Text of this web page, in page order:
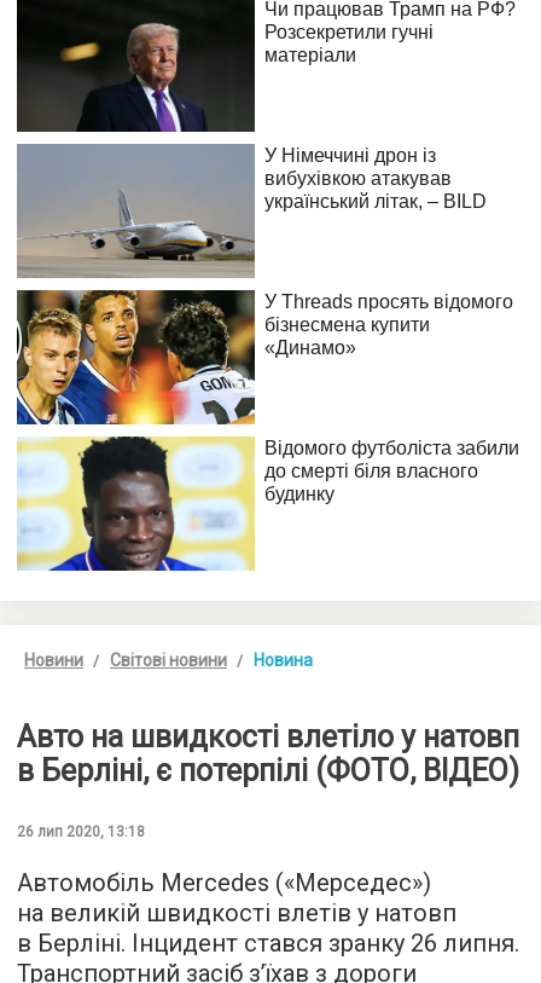
Новини Світові новини Новина
Авто на швидкості влетіло у натовп
в Берліні, є потерпілі (ФОТО, ВІДЕО)
26 лип 2020, 13:18
Автомобіль Mercedes («Мерседес»)
на великій швидкості влетів у натовп
в Берліні. Інцидент стався зранку 26 липня.
Транспортний засіб з’їхав з дороги